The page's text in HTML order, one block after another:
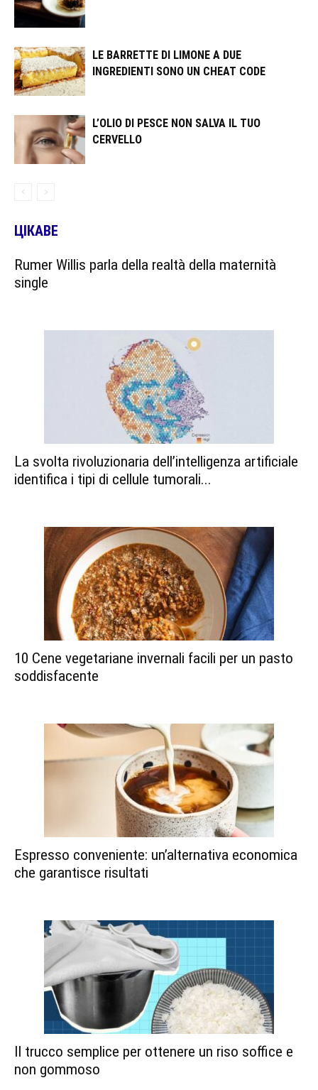
LE BARRETTE DI LIMONE A DUE
INGREDIENTI SONO UN CHEAT CODE
L’OLIO DI PESCE NON SALVA IL TUO
CERVELLO
ЦІКАВЕ
Rumer Willis parla della realtà della maternità
single
La svolta rivoluzionaria dell’intelligenza artificiale
identifica i tipi di cellule tumorali...
10 Cene vegetariane invernali facili per un pasto
soddisfacente
Espresso conveniente: un’alternativa economica
che garantisce risultati
Il trucco semplice per ottenere un riso soffice e
non gommoso